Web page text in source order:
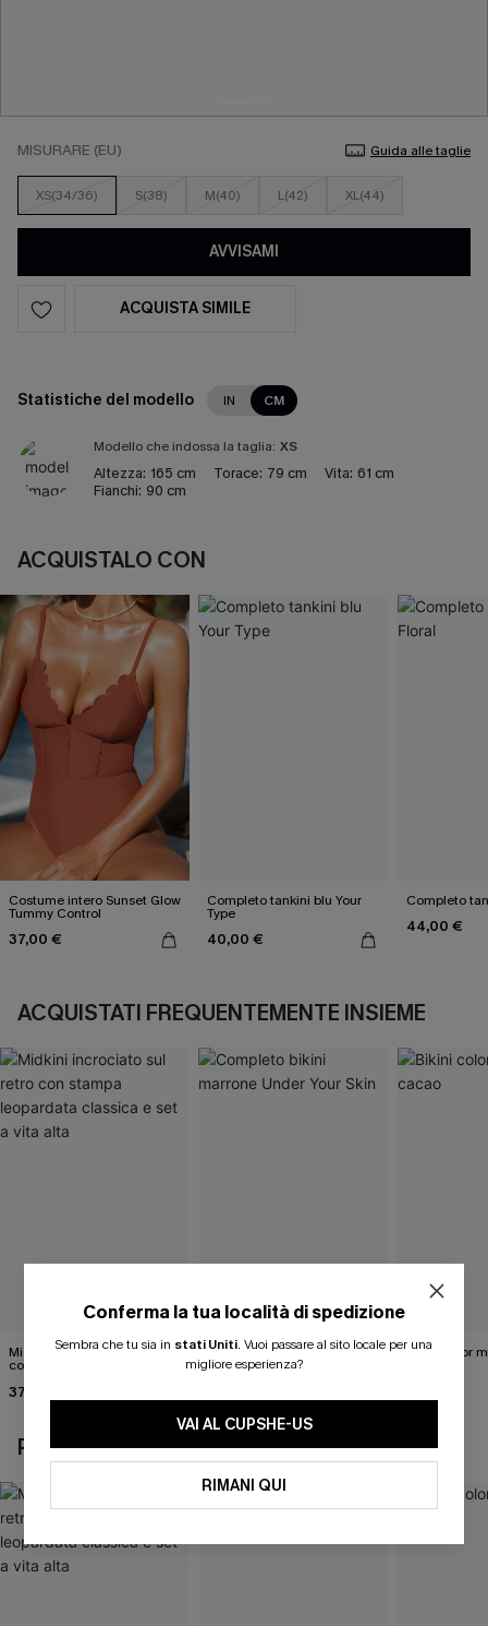
MISURARE (EU) Guida alle taglie
XS(34/36) S(38) M(40) L(42) XL(44)
AVVISAMI
ACQUISTA SIMILE
Statistiche del modello IN CM
Modello che indossa la taglia: XS
Altezza: 165 cm Torace: 79 cm Vita: 61 cm
Fianchi: 90 cm
ACQUISTALO CON
Costume intero Sunset Glow
Tummy Control
37,00 €
Completo tankini blu Your
Type
40,00 €
Completo
44,00 €
ACQUISTATI FREQUENTEMENTE INSIEME
Midkini incrociato sul retro
con stampa leopardata
37,00 €
Completo bikini marrone
Under Your Skin
Bikini color
POTREBBE INTERESSARTI ANCHE
Conferma la tua località di spedizione
Sembra che tu sia in stati Uniti. Vuoi passare al sito locale per una
migliore esperienza?
VAI AL CUPSHE-US
RIMANI QUI